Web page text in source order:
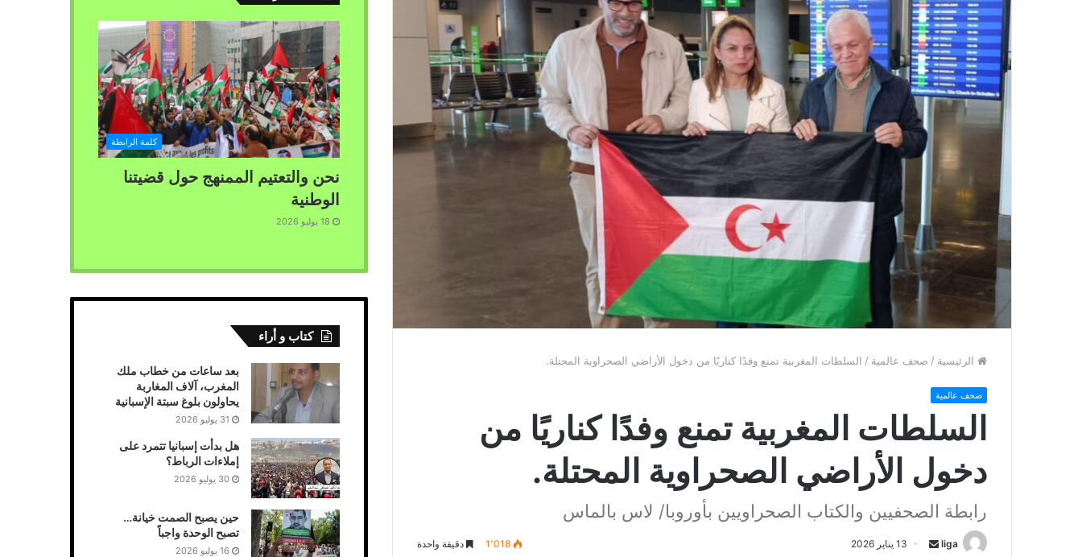
الرئيسية / صحف عالمية / السلطات المغربية تمنع وفدًا كناريًا من دخول الأراضي الصحراوية المحتلة.
صحف عالمية
السلطات المغربية تمنع وفدًا كناريًا من
دخول الأراضي الصحراوية المحتلة.
رابطة الصحفيين والكتاب الصحراويين بأوروبا/ لاس بالماس
liga 13 يناير 2026 1٬018 دقيقة واحدة
كلمة الرابطة
نحن والتعتيم الممنهج حول قضيتنا
الوطنية
18 يوليو 2026
كتاب و أراء
بعد ساعات من خطاب ملك
المغرب، آلاف المغاربة
يحاولون بلوغ سبتة الإسبانية
31 يوليو 2026
هل بدأت إسبانيا تتمرد على
إملاءات الرباط؟
30 يوليو 2026
حين يصبح الصمت خيانة…
تصبح الوحدة واجباً
16 يوليو 2026